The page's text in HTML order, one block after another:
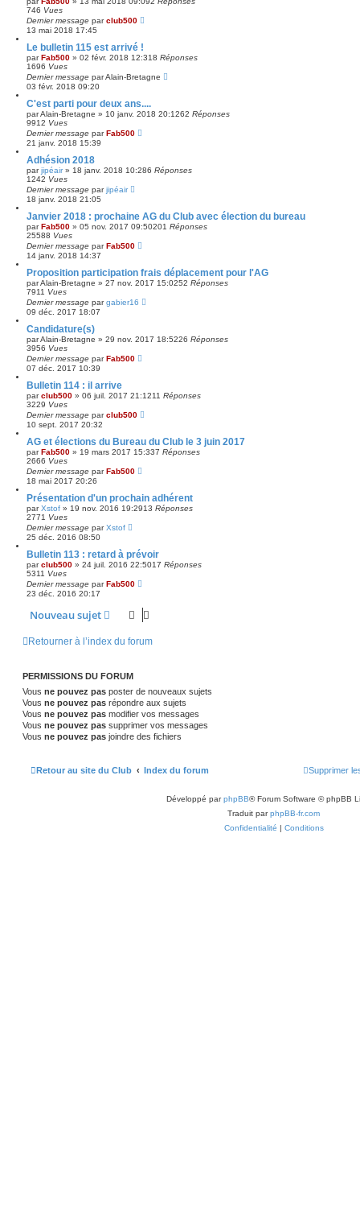
746 Vues
Dernier message parclub500
13 mai 2018 17:45
Le bulletin 115 est arrivé !
parFab500 » 02 févr. 2018 12:318 Réponses
1696 Vues
Dernier message parAlain-Bretagne
03 févr. 2018 09:20
C'est parti pour deux ans....
parAlain-Bretagne » 10 janv. 2018 20:1262 Réponses
9912 Vues
Dernier message parFab500
21 janv. 2018 15:39
Adhésion 2018
parjipéair» 18 janv. 2018 10:286 Réponses
1242 Vues
Dernier message parjipéair
18 janv. 2018 21:05
Janvier 2018 : prochaine AG du Club avec élection du bureau
parFab500 » 05 nov. 2017 09:50201 Réponses
25588 Vues
Dernier message parFab500
14 janv. 2018 14:37
Proposition participation frais déplacement pour l'AG
parAlain-Bretagne » 27 nov. 2017 15:0252 Réponses
7911 Vues
Dernier message pargabier16
09 déc. 2017 18:07
Candidature(s)
parAlain-Bretagne » 29 nov. 2017 18:5226 Réponses
3956 Vues
Dernier message parFab500
07 déc. 2017 10:39
Bulletin 114 : il arrive
parclub500 » 06 juil. 2017 21:1211 Réponses
3229 Vues
Dernier message parclub500
10 sept. 2017 20:32
AG et élections du Bureau du Club le 3 juin 2017
parFab500 » 19 mars 2017 15:337 Réponses
2666 Vues
Dernier message parFab500
18 mai 2017 20:26
Présentation d'un prochain adhérent
parXstof » 19 nov. 2016 19:2913 Réponses
2771 Vues
Dernier message parXstof
25 déc. 2016 08:50
Bulletin 113 : retard à prévoir
parclub500 » 24 juil. 2016 22:5017 Réponses
5311 Vues
Dernier message parFab500
23 déc. 2016 20:17
Nouveau sujet
Retourner à l’index du forum
PERMISSIONS DU FORUM
Vous ne pouvez pas poster de nouveaux sujets
Vous ne pouvez pas répondre aux sujets
Vous ne pouvez pas modifier vos messages
Vous ne pouvez pas supprimer vos messages
Vous ne pouvez pas joindre des fichiers
Retour au site du Club Index du forum Supprimer
Développé parphpBB® Forum Software © phpBB
Traduit parphpBB-fr.com
Confidentialité | Conditions